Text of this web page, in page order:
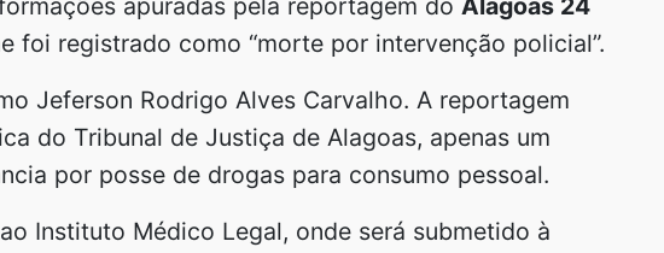
apuradas pela reportagem do Alagoas 24
foi registrado como “morte por intervenção policial”.
Jeferson Rodrigo Alves Carvalho. A reportagem
do Tribunal de Justiça de Alagoas, apenas um
por posse de drogas para consumo pessoal.
Instituto Médico Legal, onde será submetido à